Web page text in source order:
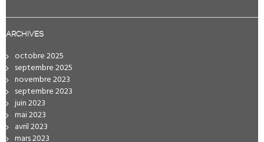
ARCHIVES
octobre 2025
septembre 2025
novembre 2023
septembre 2023
juin 2023
mai 2023
avril 2023
mars 2023